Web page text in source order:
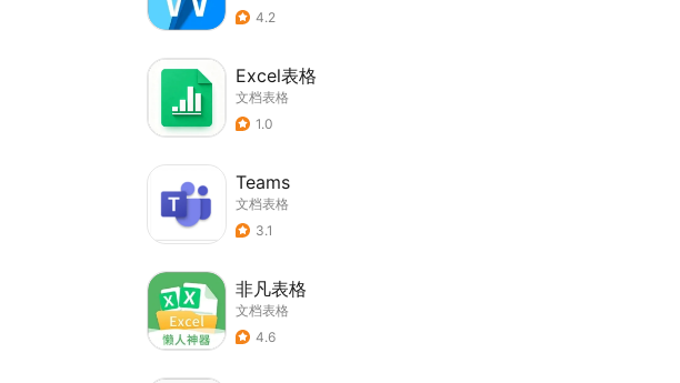
4.2
Excel表格
文档表格
1.0
Teams
文档表格
3.1
非凡表格
文档表格
4.6